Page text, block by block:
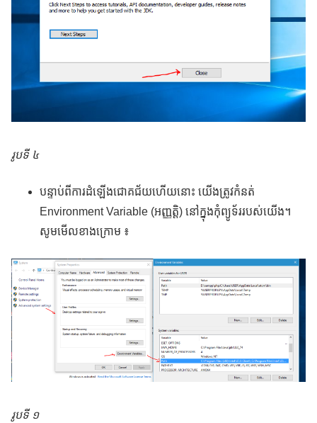
រូបទី ៤
បន្ទាប់ពីការដំឡើងជោគជ័យហើយនោះ យើងត្រូវកំនត់
Environment Variable (អញ្ញត្តិ) នៅក្នុងកុំព្យូទ័ររបស់យើង។
សូមមើលខាងក្រោម ៖
រូបទី ១